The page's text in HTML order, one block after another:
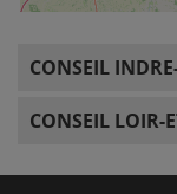
CONSEIL
CONSEIL LOIR-